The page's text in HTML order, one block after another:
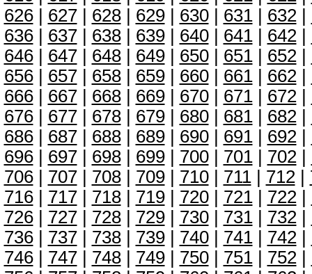
626| 627| 628| 629| 630| 631| 632|
636| 637| 638| 639| 640| 641| 642|
646| 647| 648| 649| 650| 651| 652|
656| 657| 658| 659| 660| 661| 662|
666| 667| 668| 669| 670| 671| 672|
676| 677| 678| 679| 680| 681| 682|
686| 687| 688| 689| 690| 691| 692|
696| 697| 698| 699| 700| 701| 702|
706| 707| 708| 709| 710| 711| 712|
716| 717| 718| 719| 720| 721| 722|
726| 727| 728| 729| 730| 731| 732|
736| 737| 738| 739| 740| 741| 742|
746| 747| 748| 749| 750| 751| 752|